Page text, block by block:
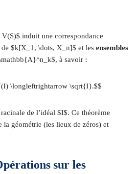
induit une correspondance
$k[X_1, \dots, X_n]$ et les ensembles
à savoir :
\longleftrightarrow \sqrt{I}.$$
de l’idéal $I$. Ce théorème
la géométrie (les lieux de zéros) et
sur les